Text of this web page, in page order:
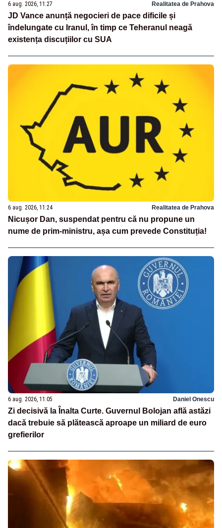
6 aug. 2026, 11:27 Realitatea de Prahova
JD Vance anunță negocieri de pace dificile și
îndelungate cu Iranul, în timp ce Teheranul neagă
existența discuțiilor cu SUA
6 aug. 2026, 11:24 Realitatea de Prahova
Nicușor Dan, suspendat pentru că nu propune un
nume de prim-ministru, așa cum prevede Constituția!
6 aug. 2026, 11:05 Daniel Onescu
Zi decisivă la Înalta Curte. Guvernul Bolojan află astăzi
dacă trebuie să plătească aproape un miliard de euro
grefierilor